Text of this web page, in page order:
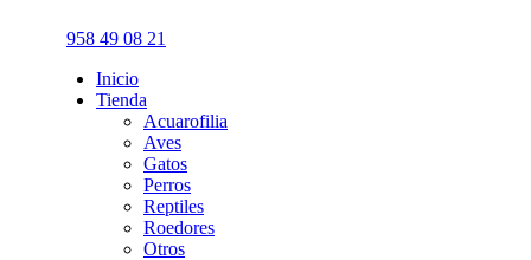
958 49 08 21
Inicio
Tienda
Acuarofilia
Aves
Gatos
Perros
Reptiles
Roedores
Otros